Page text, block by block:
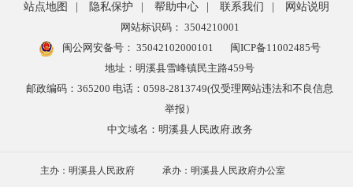
站点地图 隐私保护 帮助中心 联系我们
网站说明
网站标识码： 3504210001
闽公网安备号： 35042102000101
闽ICP备11002485号
地址：明溪县雪峰镇民主路459号
邮政编码：365200 电话：0598-2813749(仅受理网站违法和不良信息
举报）
中文域名：明溪县人民政府.政务
主办：明溪县人民政府 承办：明溪县人民政府办公室